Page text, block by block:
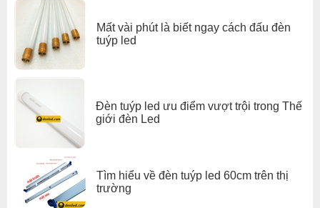
Mất vài phút là biết ngay cách đấu đèn
tuýp led
Đèn tuýp led ưu điểm vượt trội trong Thế
giới đèn Led
Tìm hiểu về đèn tuýp led 60cm trên thị
trường